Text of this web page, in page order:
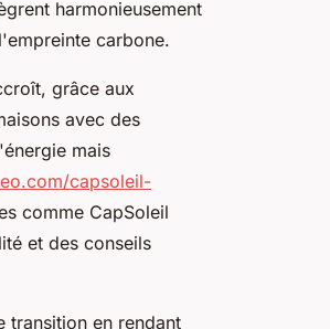
harmonieusement
carbone.
grâce aux
avec des
mais
capsoleil-
comme CapSoleil
et des conseils
transition en rendant